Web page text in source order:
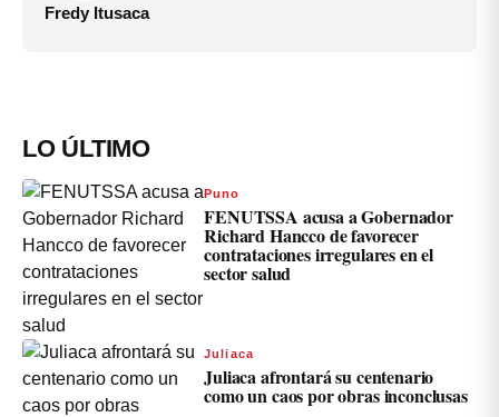
Fredy Itusaca
LO ÚLTIMO
Puno
FENUTSSA acusa a Gobernador
Richard Hancco de favorecer
contrataciones irregulares en el
sector salud
Juliaca
Juliaca afrontará su centenario
como un caos por obras inconclusas